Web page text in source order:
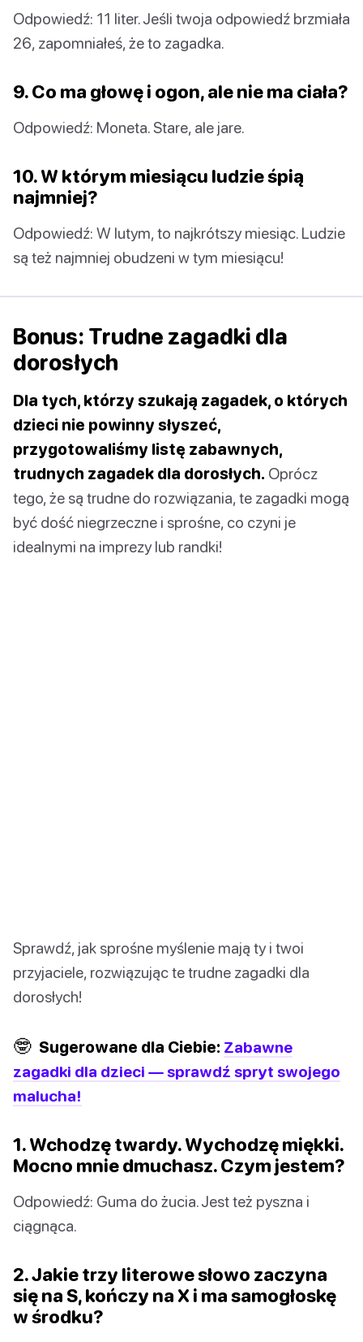
Odpowiedź: 11 liter. Jeśli twoja odpowiedź brzmiała
26, zapomniałeś, że to zagadka.
9. Co ma głowę i ogon, ale nie ma ciała?
Odpowiedź: Moneta. Stare, ale jare.
10. W którym miesiącu ludzie śpią
najmniej?
Odpowiedź: W lutym, to najkrótszy miesiąc. Ludzie
są też najmniej obudzeni w tym miesiącu!
Bonus: Trudne zagadki dla
dorosłych
Dla tych, którzy szukają zagadek, o których
dzieci nie powinny słyszeć,
przygotowaliśmy listę zabawnych,
trudnych zagadek dla dorosłych. Oprócz
tego, że są trudne do rozwiązania, te zagadki mogą
być dość niegrzeczne i sprośne, co czyni je
idealnymi na imprezy lub randki!
Sprawdź, jak sprośne myślenie mają ty i twoi
przyjaciele, rozwiązując te trudne zagadki dla
dorosłych!
🤓 Sugerowane dla Ciebie: Zabawne
zagadki dla dzieci — sprawdź spryt swojego
malucha!
1. Wchodzę twardy. Wychodzę miękki.
Mocno mnie dmuchasz. Czym jestem?
Odpowiedź: Guma do żucia. Jest też pyszna i
ciągnąca.
2. Jakie trzy literowe słowo zaczyna
się na S, kończy na X i ma samogłoskę
w środku?